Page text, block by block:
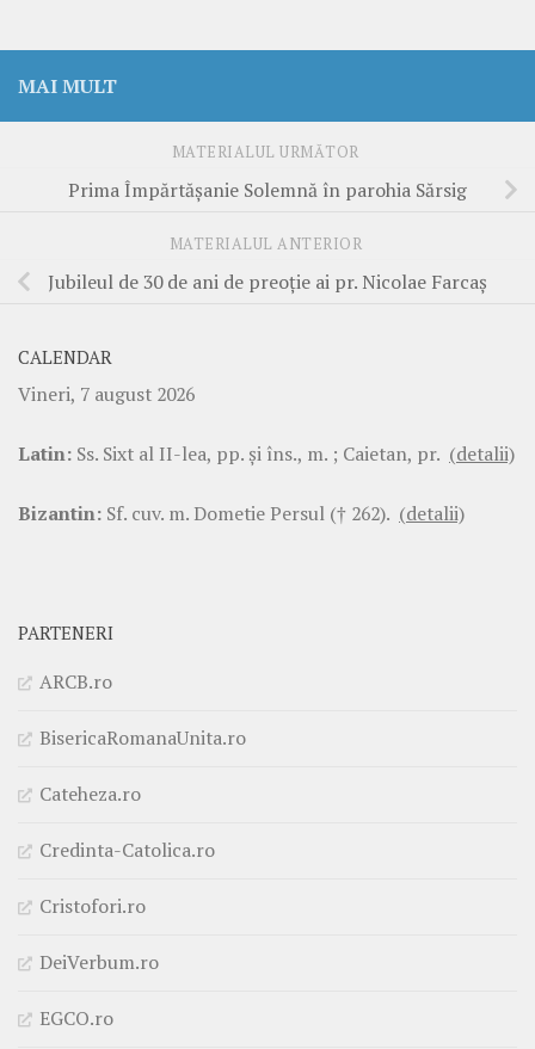
MAI MULT
MATERIALUL URMĂTOR
Prima Împărtășanie Solemnă în parohia Sărsig
MATERIALUL ANTERIOR
Jubileul de 30 de ani de preoție ai pr. Nicolae Farcaș
CALENDAR
Vineri, 7 august 2026
Latin: Ss. Sixt al II-lea, pp. şi îns., m. ; Caietan, pr. (detalii)
Bizantin: Sf. cuv. m. Dometie Persul († 262). (detalii)
PARTENERI
ARCB.ro
BisericaRomanaUnita.ro
Cateheza.ro
Credinta-Catolica.ro
Cristofori.ro
DeiVerbum.ro
EGCO.ro